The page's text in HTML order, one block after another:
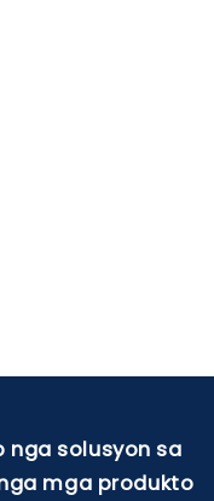
nga solusyon sa
mga produkto